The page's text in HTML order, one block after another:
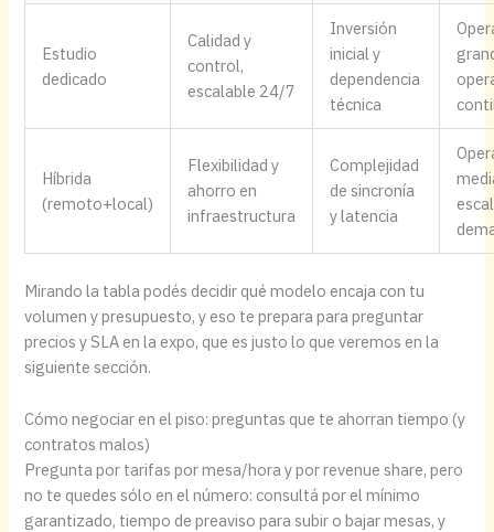
Estudio
dedicado
Calidad y
control,
escalable 24/7
Inversión
inicial y
dependencia
técnica
Híbrida
(remoto+local)
Flexibilidad y
ahorro en
infraestructura
Complejidad
de sincronía
y latencia
Mirando la tabla podés decidir qué modelo encaja con tu
volumen y presupuesto, y eso te prepara para preguntar
precios y SLA en la expo, que es justo lo que veremos en la
siguiente sección.
Cómo negociar en el piso: preguntas que te ahorran tiempo (y
contratos malos)
Pregunta por tarifas por mesa/hora y por revenue share, pero
no te quedes sólo en el número: consultá por el mínimo
garantizado, tiempo de preaviso para subir o bajar mesas, y